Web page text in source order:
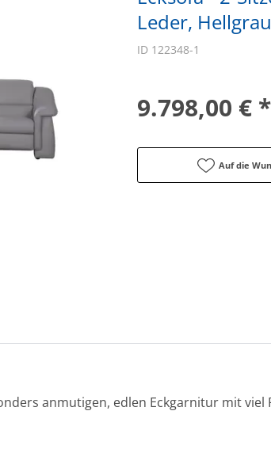
Leder, Hellgrau
ID 122348-1
9.798,00 € *
Auf die
anmutigen, edlen Eckgarnitur mit